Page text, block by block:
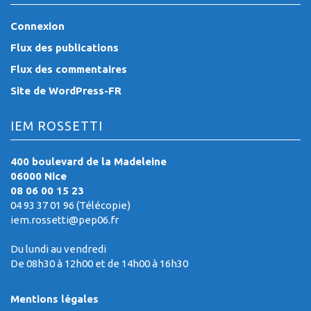
Connexion
Flux des publications
Flux des commentaires
Site de WordPress-FR
IEM ROSSETTI
400 boulevard de la Madeleine
06000 Nice
08 06 00 15 23
04 93 37 01 96 (Télécopie)
iem.rossetti@pep06.fr
Du lundi au vendredi
De 08h30 à 12h00 et de 14h00 à 16h30
Mentions légales